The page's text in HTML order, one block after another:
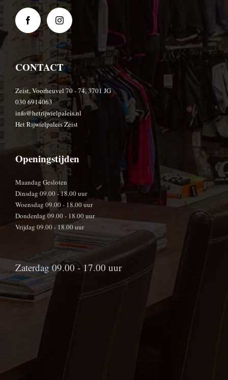
CONTACT
Zeist, Voorheuvel 70 - 74, 3701 JG
030 6914063
info@hetrijwielpaleis.nl
Het Rijwielpaleis Zeist
Openingstijden
Maandag Gesloten
Dinsdag 09.00 - 18.00 uur
Woensdag 09.00 - 18.00 uur
Donderdag 09.00 - 18.00 uur
Vrijdag 09.00 - 18.00 uur
Zaterdag 09.00 - 17.00 uur